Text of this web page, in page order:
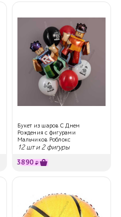
Букет из шаров С Днем
Рождения с фигурами
Мальчиков Роблокс
12 шт и 2 фигуры
3890 ₽